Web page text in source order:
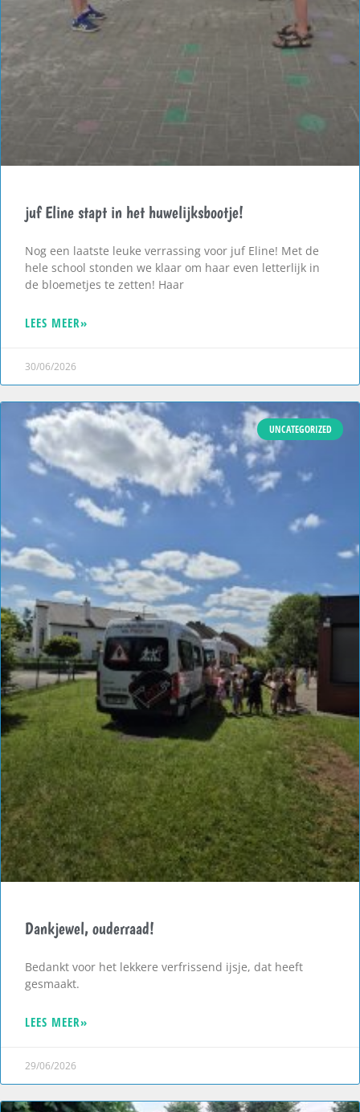
juf Eline stapt in het huwelijksbootje!
Nog een laatste leuke verrassing voor juf Eline! Met de
hele school stonden we klaar om haar even letterlijk in
de bloemetjes te zetten! Haar
LEES MEER»
30/06/2026
UNCATEGORIZED
Dankjewel, ouderraad!
Bedankt voor het lekkere verfrissend ijsje, dat heeft
gesmaakt.
LEES MEER»
29/06/2026